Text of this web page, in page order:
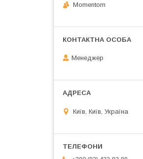
Momentom
Менеджер
Київ, Київ, Україна